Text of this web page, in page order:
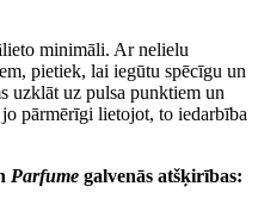
minimāli. Ar nelielu
pietiek, lai iegūtu spēcīgu un
uzklāt uz pulsa punktiem un
pārmērīgi lietojot, to iedarbība
Parfume galvenās atšķirības: